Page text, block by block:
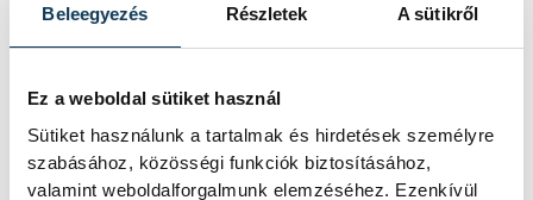
Beleegyezés Részletek A sütikről
Ez a weboldal sütiket használ
Sütiket használunk a tartalmak és hirdetések személyre
szabásához, közösségi funkciók biztosításához,
valamint weboldalforgalmunk elemzéséhez. Ezenkívül
tapasztalható csalásokat. A minisztérium
szóvivője a konzultáció kiértékelése után
szigorúbb szabályozást ígért.